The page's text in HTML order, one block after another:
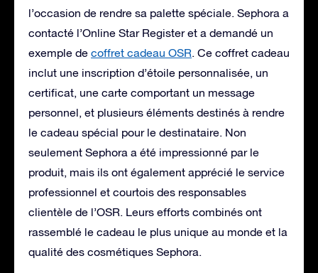
l’occasion de rendre sa palette spéciale. Sephora a
contacté l’Online Star Register et a demandé un
exemple de coffret cadeau OSR. Ce coffret cadeau
inclut une inscription d’étoile personnalisée, un
certificat, une carte comportant un message
personnel, et plusieurs éléments destinés à rendre
le cadeau spécial pour le destinataire. Non
seulement Sephora a été impressionné par le
produit, mais ils ont également apprécié le service
professionnel et courtois des responsables
clientèle de l’OSR. Leurs efforts combinés ont
rassemblé le cadeau le plus unique au monde et la
qualité des cosmétiques Sephora.